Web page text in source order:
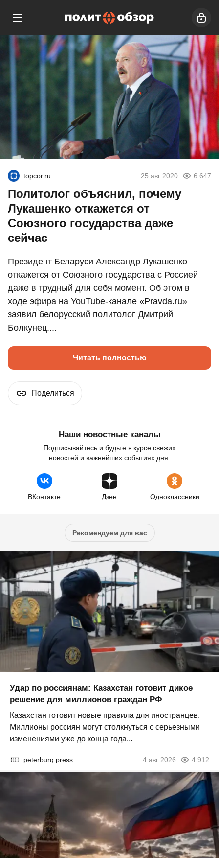
topcor.ru 25 авг 2020 6 647
Политолог объяснил, почему
Лукашенко откажется от
Союзного государства даже
сейчас
Президент Беларуси Александр Лукашенко
откажется от Союзного государства с Россией
даже в трудный для себя момент. Об этом в
ходе эфира на YouTube-канале «Pravda.ru»
заявил белорусский политолог Дмитрий
Болкунец....
Читать полностью
Поделиться
Наши новостные каналы
Подписывайтесь и будьте в курсе свежих
новостей и важнейших событиях дня.
ВКонтакте Дзен Одноклассники
Рекомендуем для вас
Удар по россиянам: Казахстан готовит дикое
решение для миллионов граждан РФ
Казахстан готовит новые правила для иностранцев.
Миллионы россиян могут столкнуться с серьезными
изменениями уже до конца года...
peterburg.press 4 авг 2026 4 912